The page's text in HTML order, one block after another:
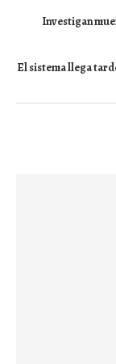
Investigan
El sistema llega